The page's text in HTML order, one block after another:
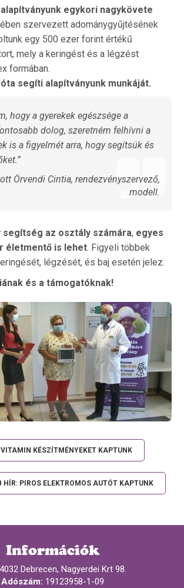
egykori nagykövete
szervezett adománygyűjtésének
egy 500 ezer forint értékű
mely a keringést és a légzést
formában.
segíti alapítványunk munkáját.
hogy a gyerekek egészsége a
dolog, szeretném felhívni a
is a figyelmét arra, hogy segítsük és
Örvendi Cintia, rendezvényszervező,
modell.
segítség az osztály számára, egyes
életmentő is lehet. Figyeli többek
légzését, és baj esetén jelez.
és a támogatóknak!
KÉSZÍTMÉNYEKET KAPTUNK
HÍR: PIROS ELEKTROMOS AUTÓT KAPTUNK
Információk
4032 Debrecen, Nagyerdei Krt 98.
Adószám: 19123958-1-09